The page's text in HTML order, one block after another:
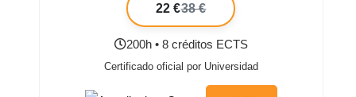
22 €38 €
200h • 8 créditos ECTS
Certificado oficial por Universidad